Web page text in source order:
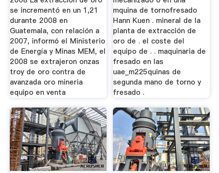
se incrementó en un 1,21
durante 2008 en
Guatemala, con relación a
2007, informó el Ministerio
de Energía y Minas MEM, el
2008 se extrajeron onzas
troy de oro contra de
avanzada oro mineria
equipo en venta
mquina de tornofresado
Hann Kuen . mineral de la
planta de extracción de
oro de . el coste del
equipo de . . maquinaria de
fresado en las
uae_m225quinas de
segunda mano de torno y
fresado .